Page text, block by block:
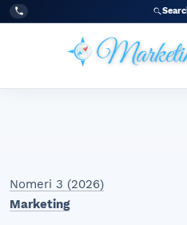
Skip to main navigation
Skip to main content
Skip to site footer
Tel:
+998977838464
Nomeri 3 (2026)
Marketing